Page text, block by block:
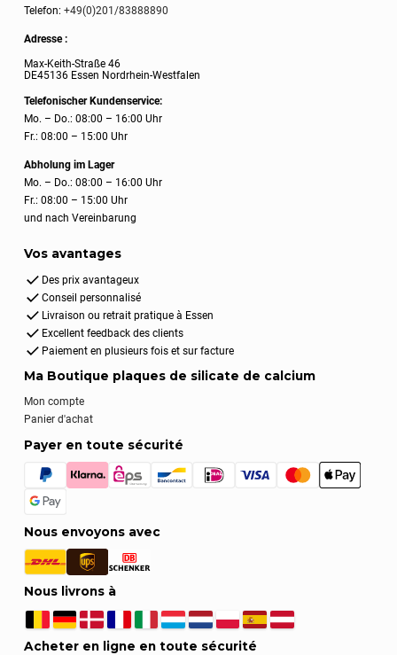
Telefon:+49(0)201/83888890
Adresse :
Max-Keith-Straße 46
DE45136 Essen Nordrhein-Westfalen
Telefonischer Kundenservice:
Mo. – Do.: 08:00 – 16:00 Uhr
Fr.: 08:00 – 15:00 Uhr
Abholung im Lager
Mo. – Do.: 08:00 – 16:00 Uhr
Fr.: 08:00 – 15:00 Uhr
und nach Vereinbarung
Vos avantages
Des prix avantageux
Conseil personnalisé
Livraison ou retrait pratique à Essen
Excellent feedback des clients
Paiement en plusieurs fois et sur facture
Ma Boutique plaques de silicate de calcium
Mon compte
Panier d'achat
Payer en toute sécurité
Nous envoyons avec
Nous livrons à
Acheter en ligne en toute sécurité